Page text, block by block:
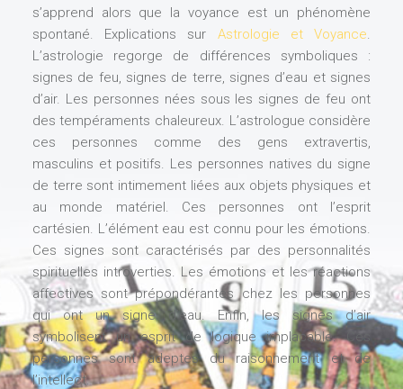
s’apprend alors que la voyance est un phénomène
spontané. Explications sur Astrologie et Voyance
L’astrologie regorge de différences symboliques :
signes de feu, signes de terre, signes d’eau et signes
d’air. Les personnes nées sous les signes de feu ont
des tempéraments chaleureux. L’astrologue considère
ces personnes comme des gens extravertis,
masculins et positifs. Les personnes natives du signe
de terre sont intimement liées aux objets physiques et
au monde matériel. Ces personnes ont l’esprit
cartésien. L’élément eau est connu pour les émotions.
Ces signes sont caractérisés par des personnalités
spirituelles introverties. Les émotions et les réactions
affectives sont prépondérantes chez les personnes
qui ont un signe d’eau. Enfin, les signes d’air
symbolisent un esprit de logique implacable. Ces
personnes sont adeptes du raisonnement et de
l’intellect.